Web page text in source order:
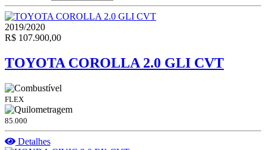
2019/2020
R$ 107.900,00
TOYOTA COROLLA 2.0 GLI CVT
FLEX
85.000
Detalhes